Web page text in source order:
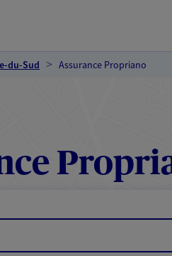
du-Sud Assurance Propriano